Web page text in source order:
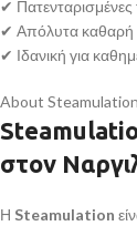
✔
✔ Απόλυτα καθαρή
✔ Ιδανική για
About Steamulation
στον
Η Steamulation